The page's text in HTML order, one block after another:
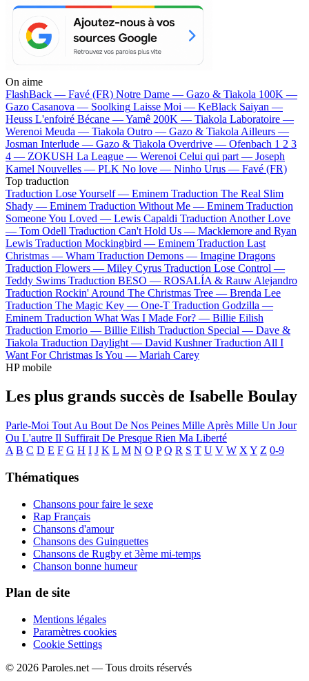
On aime
FlashBack — Favé (FR) Notre Dame — Gazo & Tiakola 100K —
Gazo Casanova — Soolking Laisse Moi — KeBlack Saiyan —
Heuss L'enfoiré Bécane —Yamê 200K — Tiakola Laboratoire —
Werenoi Meuda — Tiakola Outro — Gazo & Tiakola Ailleurs —
Josman Interlude — Gazo & Tiakola Overdrive — Ofenbach 1 2 3
4 — ZOKUSH La League — Werenoi Celui qui part — Joseph
Kamel Nouvelles — PLK No love — Ninho Urus — Favé (FR)
Top traduction
Traduction Lose Yourself — Eminem Traduction The Real Slim
Shady — Eminem Traduction Without Me — Eminem Traduction
Someone You Loved — Lewis Capaldi Traduction Another Love
— Tom Odell Traduction Can't Hold Us — Macklemore and Ryan
Lewis Traduction Mockingbird — Eminem Traduction Last
Christmas — Wham Traduction Demons — Imagine Dragons
Traduction Flowers — Miley Cyrus Traduction Lose Control —
Teddy Swims Traduction BESO — ROSALÍA & Rauw Alejandro
Traduction Rockin' Around The Christmas Tree — Brenda Lee
Traduction The Magic Key — One-T Traduction Godzilla —
Eminem Traduction What Was I Made For? — Billie Eilish
Traduction Emorio — Billie Eilish Traduction Special — Dave &
Tiakola Traduction Daylight — David Kushner Traduction All I
Want For Christmas Is You — Mariah Carey
HP mobile
Les plus grands succès de Isabelle Boulay
Parle-Moi Tout Au Bout De Nos Peines Mille Après Mille Un Jour
Ou L'autre Il Suffirait De Presque Rien Ma Liberté
A B C D E F G H I J K L M N O P Q R S T U V W X Y Z 0-9
Thématiques
Chansons pour faire le sexe
Rap Français
Chansons d'amour
Chansons des Guinguettes
Chansons de Rugby et 3ème mi-temps
Chanson bonne humeur
Plan de site
Mentions légales
Paramètres cookies
Cookie Settings
© 2026 Paroles.net — Tous droits réservés